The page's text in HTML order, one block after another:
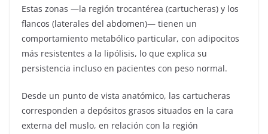
Estas zonas —la región trocantérea (cartucheras) y los
flancos (laterales del abdomen)— tienen un
comportamiento metabólico particular, con adipocitos
más resistentes a la lipólisis, lo que explica su
persistencia incluso en pacientes con peso normal.
Desde un punto de vista anatómico, las cartucheras
corresponden a depósitos grasos situados en la cara
externa del muslo, en relación con la región